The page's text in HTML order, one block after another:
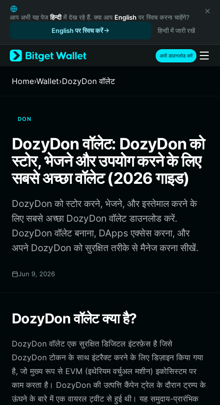
English
日本語
Русский
Español (Latinoamérica)
Türkçe
Italiano
繁體中文
Português (Portugal)
Bahasa Indonesia
ภาษาไทย
Português (Brasil)
Español (Argentina)
आप अभी यह पेजहिन्दीमें देख रहे हैं. क्या आप English पर स्विच करना चाहेंगे?
English पर स्विच करें
हिन्दी में जारी रखें
अभी डाउनलोड करें
Home›Wallet›DozyDon वॉलेट
DON
DozyDon वॉलेट: DozyDon को
स्टोर, भेजने और उपयोग करने के लिए
सबसे अच्छा वॉलेट (2026 गाइड)
DozyDon को स्टोर करने, भेजने, और इस्तेमाल करने के
लिए सबसे अच्छा DozyDon वॉलेट डाउनलोड करें.
DozyDon वॉलेट बनाना, DApps एक्सेस करना, और
अपने DozyDon को सुरक्षित तरीके से मैनेज करना सीखें.
Jun 9, 2026
DozyDon वॉलेट क्या है?
DozyDon वॉलेट एक सुरक्षित डिजिटल इंटरफ़ेस है जिसे
DozyDon टोकन के साथ इंटरैक्ट करने के लिए डिज़ाइन किया गया
है, जो मुख्य रूप से EVM (इथेरियम वर्चुअल मशीन) इकोसिस्टम पर
काम करता है। DozyDon की उत्पत्ति कैंपेन ट्रेल के दौरान ट्रम्प के
ऊंघने के बारे में एक वायरल ट्वीट से हुई थी। यह समुदाय-प्रारंभिक